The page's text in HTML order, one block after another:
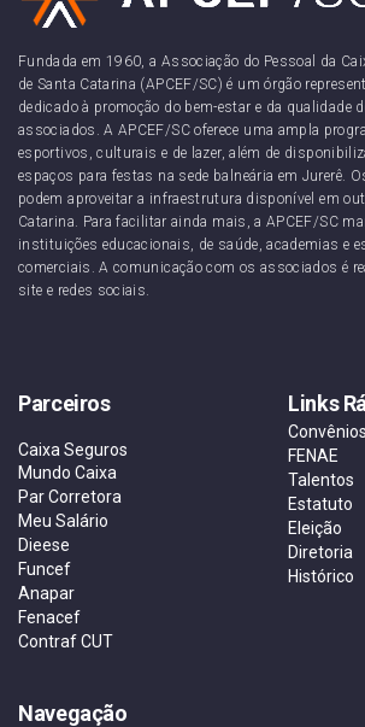
Fundada em 1960, a Associação do Pessoal da
de Santa Catarina (APCEF/SC) é um órgão
dedicado à promoção do bem-estar e da qualidade
associados. A APCEF/SC oferece uma ampla
esportivos, culturais e de lazer, além de
espaços para festas na sede balneária em Jurerê.
podem aproveitar a infraestrutura disponível em
Catarina. Para facilitar ainda mais, a APCEF/SC
instituições educacionais, de saúde, academias e
comerciais. A comunicação com os associados é
site e redes sociais.
Parceiros
Caixa Seguros
Mundo Caixa
Par Corretora
Meu Salário
Dieese
Funcef
Anapar
Fenacef
Contraf CUT
Links
Convênios
FENAE
Talentos
Estatuto
Eleição
Diretoria
Histórico
Navegação